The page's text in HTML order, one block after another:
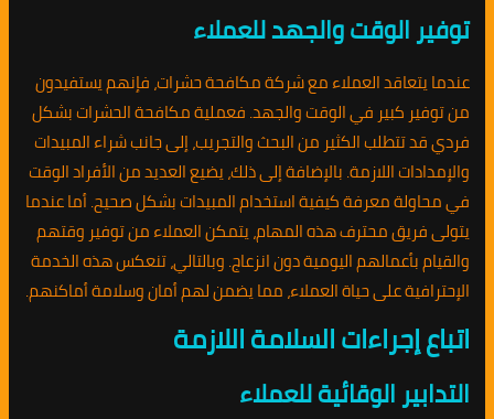
توفير الوقت والجهد للعملاء
عندما يتعاقد العملاء مع شركة مكافحة حشرات، فإنهم يستفيدون
من توفير كبير في الوقت والجهد. فعملية مكافحة الحشرات بشكل
فردي قد تتطلب الكثير من البحث والتجريب، إلى جانب شراء المبيدات
والإمدادات اللازمة. بالإضافة إلى ذلك، يضيع العديد من الأفراد الوقت
في محاولة معرفة كيفية استخدام المبيدات بشكل صحيح. أما عندما
يتولى فريق محترف هذه المهام، يتمكن العملاء من توفير وقتهم
والقيام بأعمالهم اليومية دون انزعاج. وبالتالي، تنعكس هذه الخدمة
الإحترافية على حياة العملاء، مما يضمن لهم أمان وسلامة أماكنهم.
اتباع إجراءات السلامة اللازمة
التدابير الوقائية للعملاء